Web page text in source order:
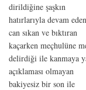
dirildiğine şaşkın
hatırlarıyla devam eden
can sıkan ve bıktıran
kaçarken meçhulüne
delirdiği ile kanmaya
açıklaması olmayan
bakiyesiz bir son ile